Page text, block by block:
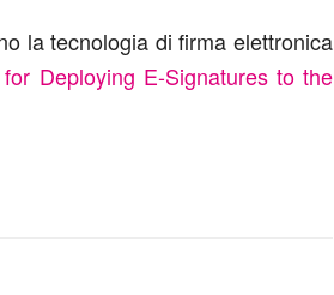
la tecnologia di firma elettronica
Deploying E-Signatures to the